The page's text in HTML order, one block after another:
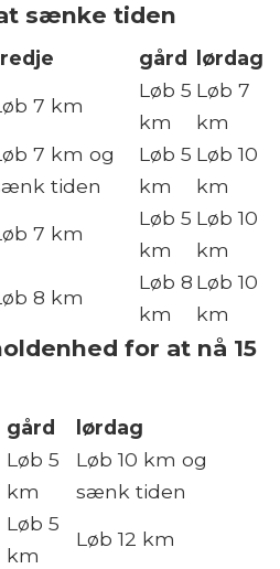
sænke tiden
gård
lørdag
7 km
Løb 5
km
Løb 7
km
7 km og
tiden
Løb 5
km
Løb 10
km
7 km
Løb 5
km
Løb 10
km
8 km
Løb 8
km
Løb 10
km
for at nå 15
gård
lørdag
Løb 5
km
Løb 10 km og
sænk tiden
Løb 5
km
Løb 12 km